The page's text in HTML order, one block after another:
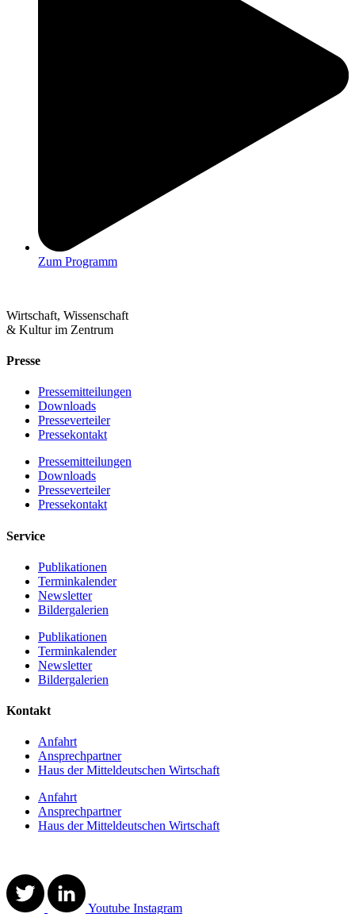
Zum Programm
Wirtschaft, Wissenschaft
& Kultur im Zentrum
Presse
Pressemitteilungen
Downloads
Presseverteiler
Pressekontakt
Pressemitteilungen
Downloads
Presseverteiler
Pressekontakt
Service
Publikationen
Terminkalender
Newsletter
Bildergalerien
Publikationen
Terminkalender
Newsletter
Bildergalerien
Kontakt
Anfahrt
Ansprechpartner
Haus der Mitteldeutschen Wirtschaft
Anfahrt
Ansprechpartner
Haus der Mitteldeutschen Wirtschaft
Youtube Instagram